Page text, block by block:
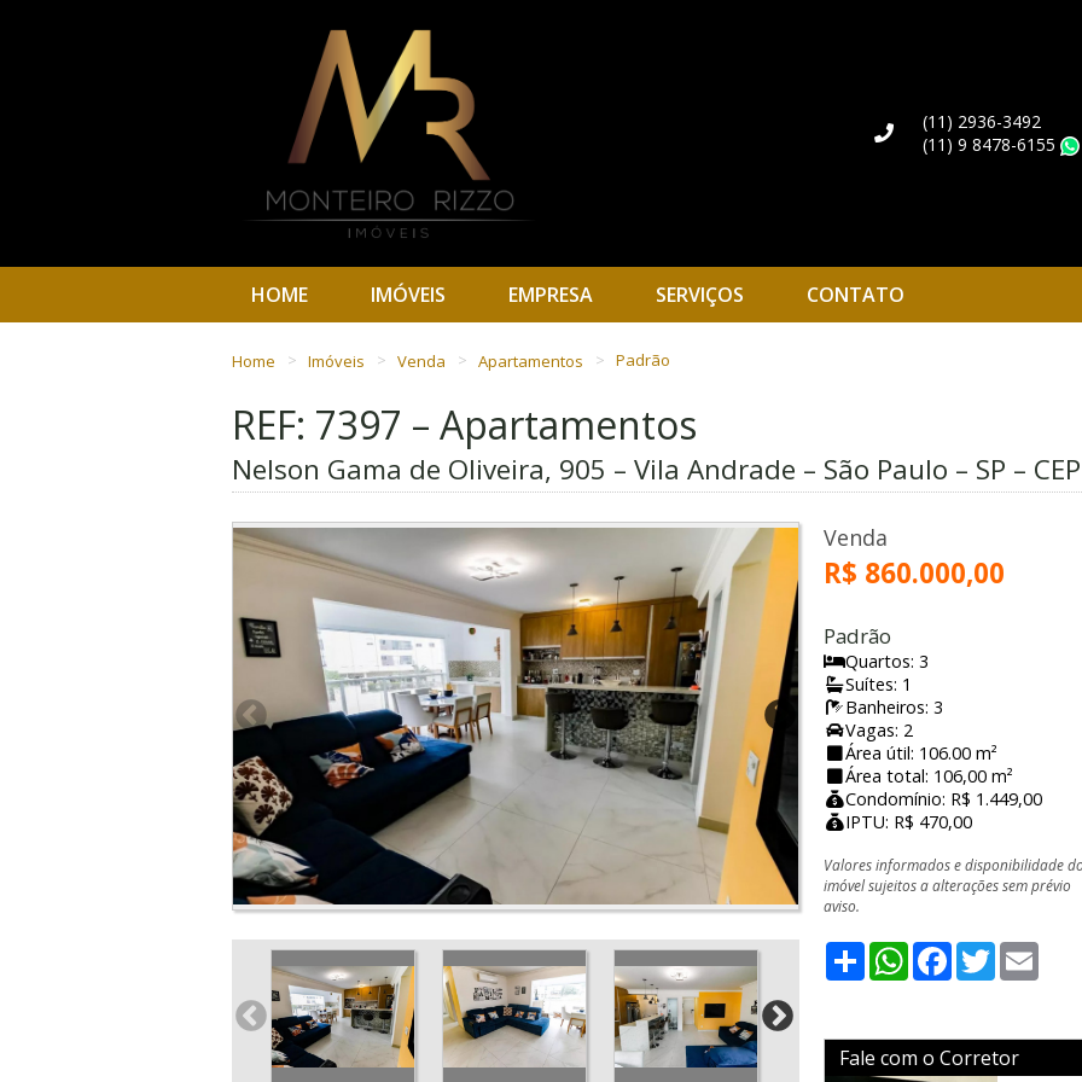
(11) 2936-3492
(11) 9 8478-6155
HOME IMÓVEIS EMPRESA SERVIÇOS CONTATO
Home Imóveis Venda Apartamentos Padrão
REF: 7397 – Apartamentos
Nelson Gama de Oliveira, 905 – Vila Andrade – São Paulo – SP –
Venda
R$ 860.000,00
Padrão
Quartos: 3
Suítes: 1
Banheiros: 3
Vagas: 2
Área útil: 106.00 m²
Área total: 106,00 m²
Condomínio: R$ 1.449,00
IPTU: R$ 470,00
Valores informados e disponibilidade
imóvel sujeitos a alterações sem prévio
aviso.
ShareWhatsApp
Facebook
Twitter
Fale com o Corretor